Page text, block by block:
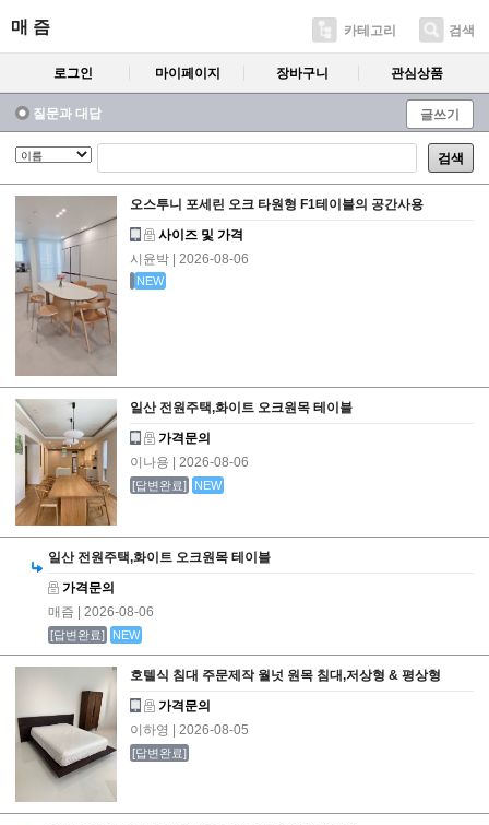
매 즘 카테고리 검색
로그인 마이페이지 장바구니 관심상품
질문과 대답 글쓰기
검색
오스투니 포세린 오크 타원형 F1테이블의 공간사용
사이즈 및 가격
시윤박 | 2026-08-06
NEW
일산 전원주택,화이트 오크원목 테이블
가격문의
이나용 | 2026-08-06
[답변완료] NEW
일산 전원주택,화이트 오크원목 테이블
가격문의
매즘
| 2026-08-06
[답변완료] NEW
호텔식 침대 주문제작 월넛 원목 침대,저상형 & 평상형
가격문의
이하영
| 2026-08-05
[답변완료]